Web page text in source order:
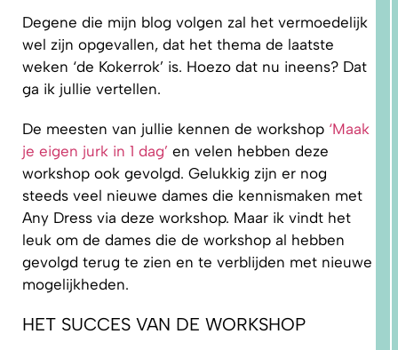
Degene die mijn blog volgen zal het vermoedelijk
wel zijn opgevallen, dat het thema de laatste
weken ‘de Kokerrok’ is. Hoezo dat nu ineens? Dat
ga ik jullie vertellen.
De meesten van jullie kennen de workshop ‘Maak
je eigen jurk in 1 dag’ en velen hebben deze
workshop ook gevolgd. Gelukkig zijn er nog
steeds veel nieuwe dames die kennismaken met
Any Dress via deze workshop. Maar ik vindt het
leuk om de dames die de workshop al hebben
gevolgd terug te zien en te verblijden met nieuwe
mogelijkheden.
HET SUCCES VAN DE WORKSHOP
1.
WAAROM
PAST